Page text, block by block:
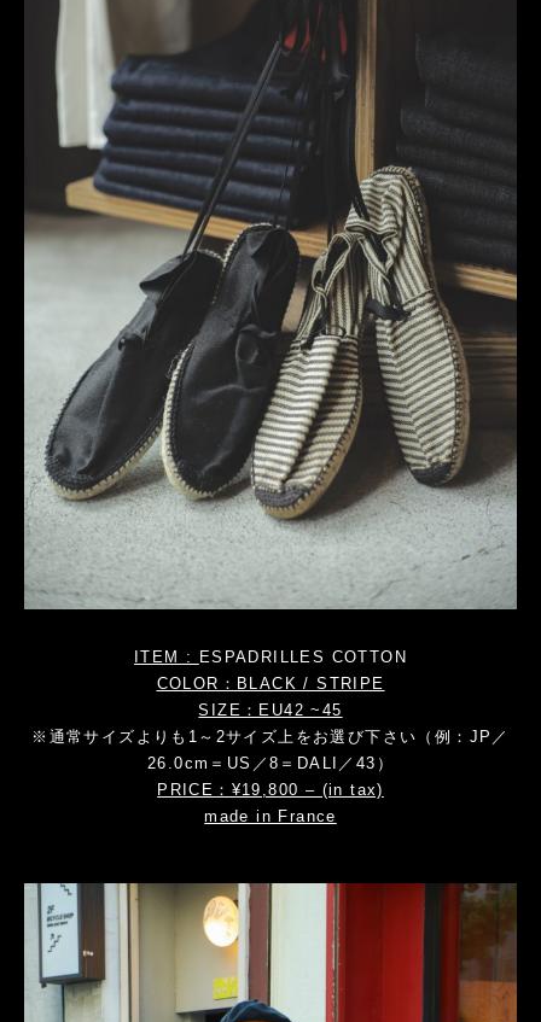
ITEM : ESPADRILLES COTTON
COLOR：BLACK / STRIPE
SIZE：EU42 ~45
※通常サイズよりも1～2サイズ上をお選び下さい（例：JP／
26.0cm＝US／8＝DALI／43）
PRICE：¥19,800 – (in tax)
made in France